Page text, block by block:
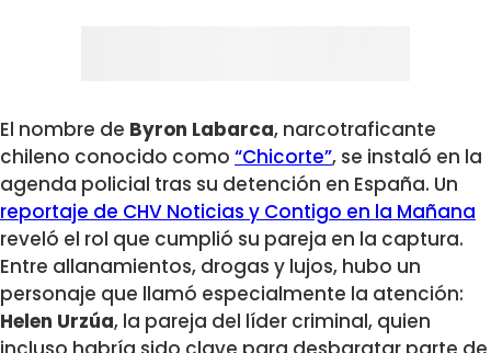
El nombre de Byron Labarca, narcotraficante
chileno conocido como “Chicorte”, se instaló en la
agenda policial tras su detención en España. Un
reportaje de CHV Noticias y Contigo en la Mañana
reveló el rol que cumplió su pareja en la captura.
Entre allanamientos, drogas y lujos, hubo un
personaje que llamó especialmente la atención:
Helen Urzúa, la pareja del líder criminal, quien